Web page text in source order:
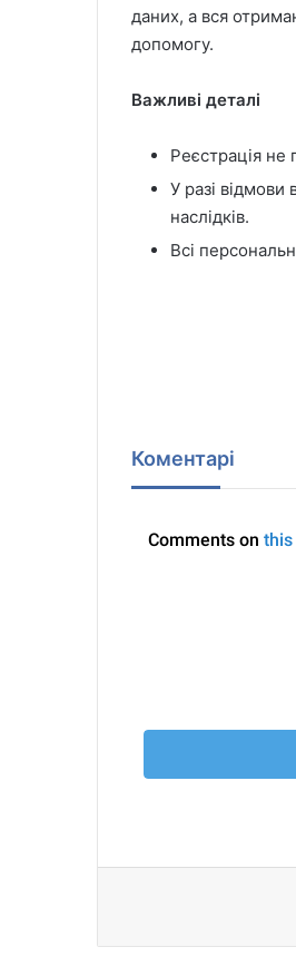
даних, а вся
допомогу.
Важливі деталі
Реєстрація не
У разі
наслідків.
Всі
Коментарі